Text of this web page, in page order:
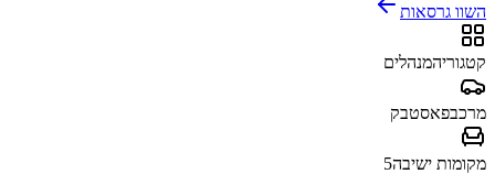
השוו גרסאות
קטגוריהמנהלים
מרכבפאסטבק
מקומות ישיבה5